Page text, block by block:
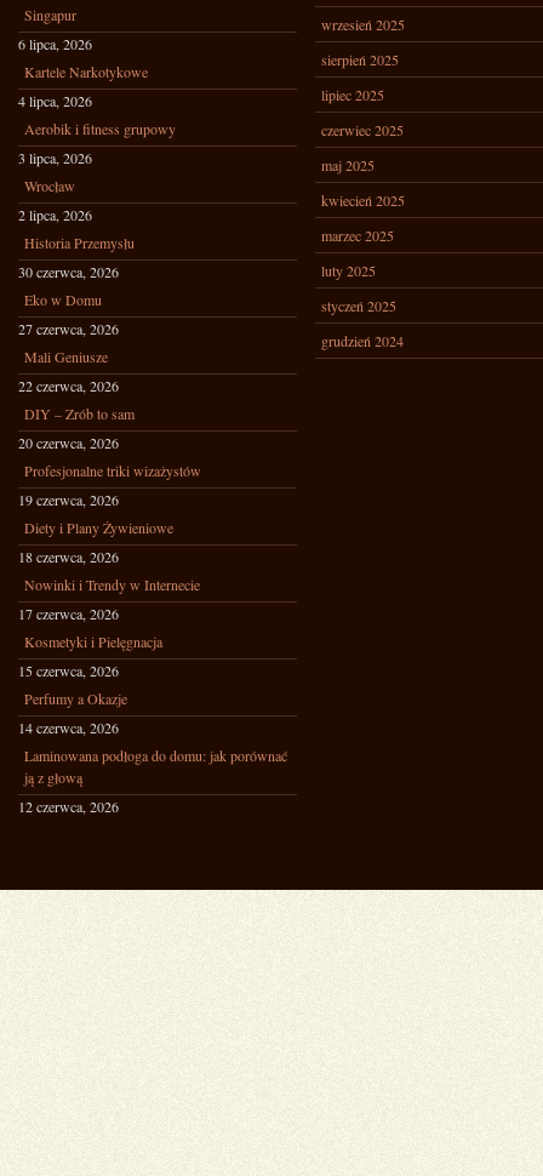
Singapur
6 lipca, 2026
Kartele Narkotykowe
4 lipca, 2026
Aerobik i fitness grupowy
3 lipca, 2026
Wrocław
2 lipca, 2026
Historia Przemysłu
30 czerwca, 2026
Eko w Domu
27 czerwca, 2026
Mali Geniusze
22 czerwca, 2026
DIY – Zrób to sam
20 czerwca, 2026
Profesjonalne triki wizażystów
19 czerwca, 2026
Diety i Plany Żywieniowe
18 czerwca, 2026
Nowinki i Trendy w Internecie
17 czerwca, 2026
Kosmetyki i Pielęgnacja
15 czerwca, 2026
Perfumy a Okazje
14 czerwca, 2026
Laminowana podłoga do domu: jak porównać
ją z głową
12 czerwca, 2026
wrzesień 2025
sierpień 2025
lipiec 2025
czerwiec 2025
maj 2025
kwiecień 2025
marzec 2025
luty 2025
styczeń 2025
grudzień 2024